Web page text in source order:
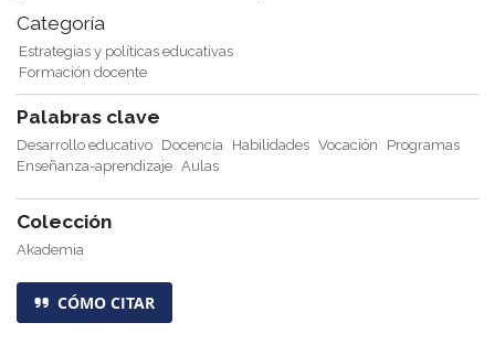
Categoría
Estrategias y políticas educativas
Formación docente
Palabras clave
Desarrollo educativo Docencia Habilidades Vocación
Programas
Enseñanza-aprendizaje Aulas
Colección
Akademia
CÓMO CITAR